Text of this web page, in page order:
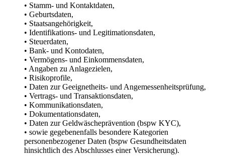
• Stamm- und Kontaktdaten,
• Geburtsdaten,
• Staatsangehörigkeit,
• Identifikations- und Legitimationsdaten,
• Steuerdaten,
• Bank- und Kontodaten,
• Vermögens- und Einkommensdaten,
• Angaben zu Anlagezielen,
• Risikoprofile,
• Daten zur Geeignetheits- und Angemessenheitsprüfung,
• Vertrags- und Transaktionsdaten,
• Kommunikationsdaten,
• Dokumentationsdaten,
• Daten zur Geldwäscheprävention (bspw KYC),
• sowie gegebenenfalls besondere Kategorien
personenbezogener Daten (bspw Gesundheitsdaten
hinsichtlich des Abschlusses einer Versicherung).